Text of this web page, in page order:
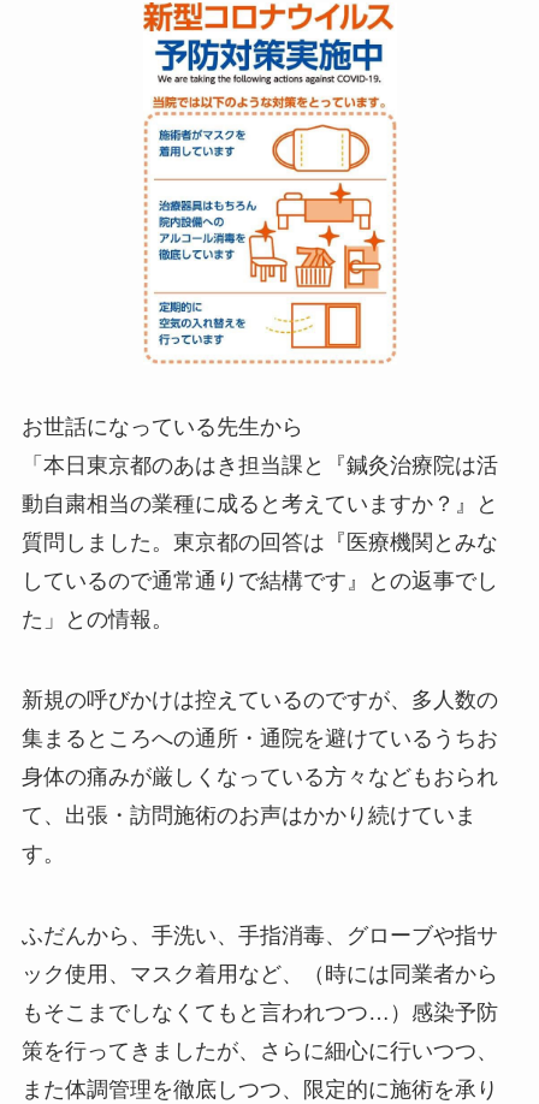
お世話になっている先生から
「本日東京都のあはき担当課と『鍼灸治療院は活
動自粛相当の業種に成ると考えていますか？』と
質問しました。東京都の回答は『医療機関とみな
しているので通常通りで結構です』との返事でし
た」との情報。
新規の呼びかけは控えているのですが、多人数の
集まるところへの通所・通院を避けているうちお
身体の痛みが厳しくなっている方々などもおられ
て、出張・訪問施術のお声はかかり続けていま
す。
ふだんから、手洗い、手指消毒、グローブや指サ
ック使用、マスク着用など、（時には同業者から
もそこまでしなくてもと言われつつ…）感染予防
策を行ってきましたが、さらに細心に行いつつ、
また体調管理を徹底しつつ、限定的に施術を承り